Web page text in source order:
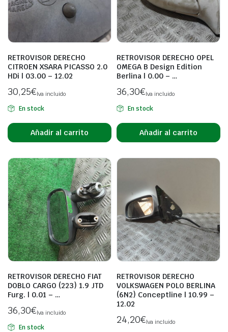
RETROVISOR DERECHO
CITROEN XSARA PICASSO 2.0
HDi | 03.00 – 12.02
30,25€Iva incluido
En stock
Añadir al carrito
RETROVISOR DERECHO OPEL
OMEGA B Design Edition
Berlina | 0.00 – …
36,30€Iva incluido
En stock
Añadir al carrito
RETROVISOR DERECHO FIAT
DOBLO CARGO (223) 1.9 JTD
Furg. | 0.01 – …
36,30€Iva incluido
En stock
RETROVISOR DERECHO
VOLKSWAGEN POLO BERLINA
(6N2) Conceptline | 10.99 –
12.02
24,20€Iva incluido